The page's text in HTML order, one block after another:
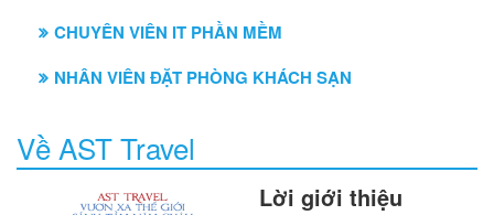
CHUYÊN VIÊN IT PHẦN MỀM
NHÂN VIÊN ĐẶT PHÒNG KHÁCH SẠN
Về AST Travel
Lời giới thiệu